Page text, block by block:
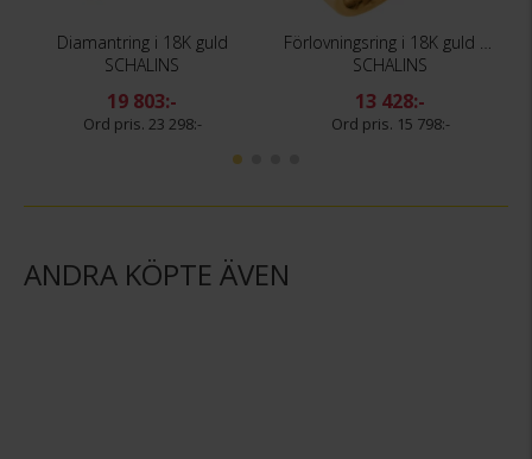
Diamantring i 18K guld
SCHALINS
19 803:-
23 298:-
Förlovningsring i 18K guld 5mm
SCHALINS
13 428:-
15 798:-
ANDRA KÖPTE ÄVEN